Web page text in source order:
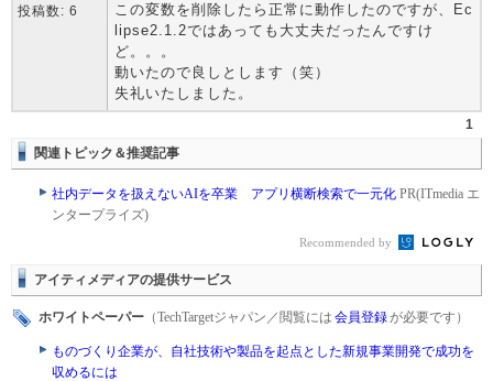
投稿数: 6
この変数を削除したら正常に動作したのですが、Ec
lipse2.1.2ではあっても大丈夫だったんですけ
ど。。。
動いたので良しとします（笑）
失礼いたしました。
1
関連トピック＆推奨記事
社内データを扱えないAIを卒業 アプリ横断検索で一元化 PR(ITmedia エ
ンタープライズ)
Recommended by
アイティメディアの提供サービス
ホワイトペーパー （TechTargetジャパン／閲覧には 会員登録が必要です）
ものづくり企業が、自社技術や製品を起点とした新規事業開発で成功を
収めるには